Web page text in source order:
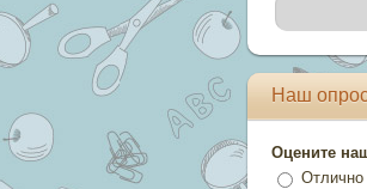
Наш
Оцените
Отлично